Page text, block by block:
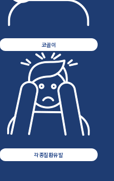
코골이
각종질환유발